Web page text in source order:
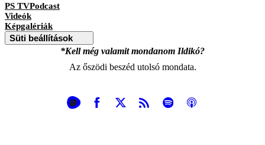
PS TVPodcast
Videók
Képgalériák
Süti beállítások
*Kell még valamit mondanom Ildikó?
Az őszödi beszéd utolsó mondata.